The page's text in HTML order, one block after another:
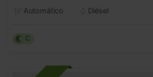
Automático
Diésel
C